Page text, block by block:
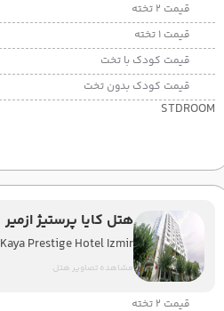
قیمت 2 تخته
قیمت 1 تخته
قیمت کودک با تخت
قیمت کودک بدون تخت
STDROOM
هتل کایا پرستیژ ازمیر
Kaya Prestige Hotel Izmir
مشاهده تصاویر هتل
قیمت 2 تخته